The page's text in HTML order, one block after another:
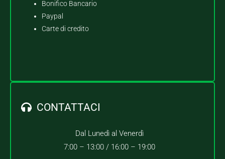
Bonifico Bancario
Paypal
Carte di credito
CONTATTACI
Dal Lunedì al Venerdì
7:00 – 13:00 / 16:00 – 19:00